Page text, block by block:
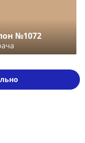
№1072